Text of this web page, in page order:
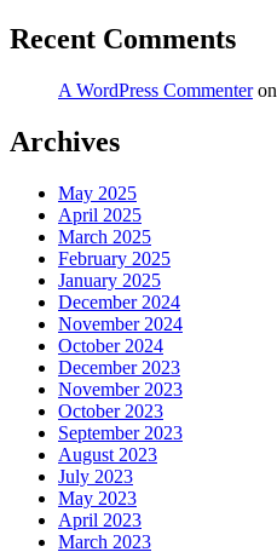
Recent Comments
A WordPress Commenteron
Archives
May 2025
April 2025
March 2025
February 2025
January 2025
December 2024
November 2024
October 2024
December 2023
November 2023
October 2023
September 2023
August 2023
July 2023
May 2023
April 2023
March 2023